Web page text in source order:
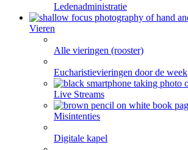
Ledenadministratie
Vieren
Alle vieringen (rooster)
Eucharistievieringen door de week
Live Streams
Misintenties
Digitale kapel